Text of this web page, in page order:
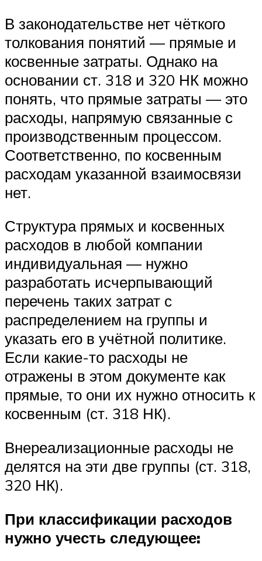
В законодательстве нет чёткого
толкования понятий — прямые и
косвенные затраты. Однако на
основании ст. 318 и 320 НК можно
понять, что прямые затраты — это
расходы, напрямую связанные с
производственным процессом.
Соответственно, по косвенным
расходам указанной взаимосвязи
нет.
Структура прямых и косвенных
расходов в любой компании
индивидуальная — нужно
разработать исчерпывающий
перечень таких затрат с
распределением на группы и
указать его в учётной политике.
Если какие-то расходы не
отражены в этом документе как
прямые, то они их нужно относить к
косвенным (ст. 318 НК).
Внереализационные расходы не
делятся на эти две группы (ст. 318,
320 НК).
При классификации расходов
нужно учесть следующее: